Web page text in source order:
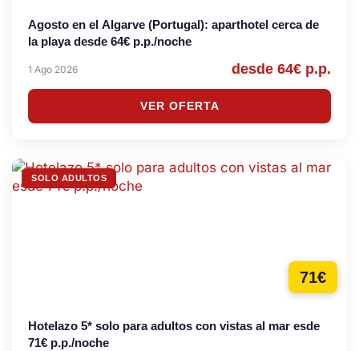
Agosto en el Algarve (Portugal): aparthotel cerca de
la playa desde 64€ p.p./noche
1 Ago 2026 desde 64€ p.p.
VER OFERTA
SOLO ADULTOS
71€
Hotelazo 5* solo para adultos con vistas al mar esde
71€ p.p./noche